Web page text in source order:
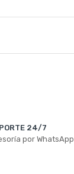
24/7
por WhatsApp